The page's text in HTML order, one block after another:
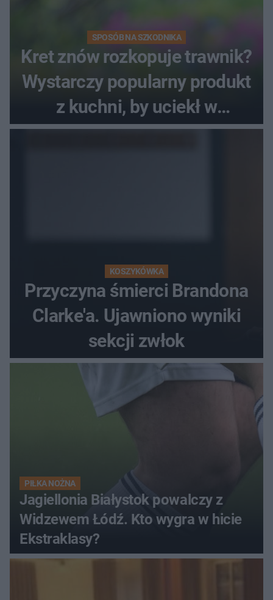
SPOSÓB NA SZKODNIKA
Kret znów rozkopuje trawnik?
Wystarczy popularny produkt
z kuchni, by uciekł w
popłochu
KOSZYKÓWKA
Przyczyna śmierci Brandona
Clarke'a. Ujawniono wyniki
sekcji zwłok
PIŁKA NOŻNA
Jagiellonia Białystok powalczy z
Widzewem Łódź. Kto wygra w hicie
Ekstraklasy?